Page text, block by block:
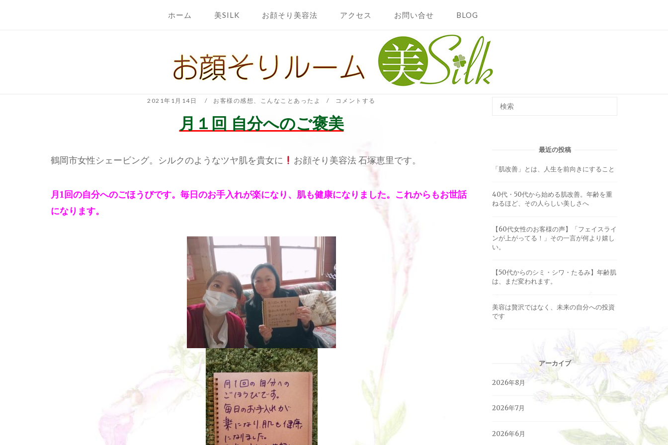
ホーム 美SILK お顔そり美容法 アクセス お問い合せ BLOG
2021年1月14日 お客様の感想 、 こんなことあったよ コメントする
月１回 自分へのご褒美
鶴岡市女性シェービング。シルクのようなツヤ肌を貴女に お顔そり美容法 石塚恵里です。
月1回の自分へのごほうびです。毎日のお手入れが楽になり、肌も健康になりました。これからもお世話
になります。
最近の投稿
「肌改善」とは、人生を前向きにすること
40代・50代から始める肌改善。年齢を重
ねるほど、その人らしい美しさへ
【60代女性のお客様の声】「フェイスライ
ンが上がってる！」その一言が何より嬉し
い。
【50代からのシミ・シワ・たるみ】年齢肌
は、まだ変われます。
美容は贅沢ではなく、未来の自分への投資
です
アーカイブ
2026年8月
2026年7月
2026年6月